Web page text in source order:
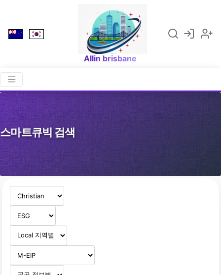
Allin brisbane
스마트큐빅 검색